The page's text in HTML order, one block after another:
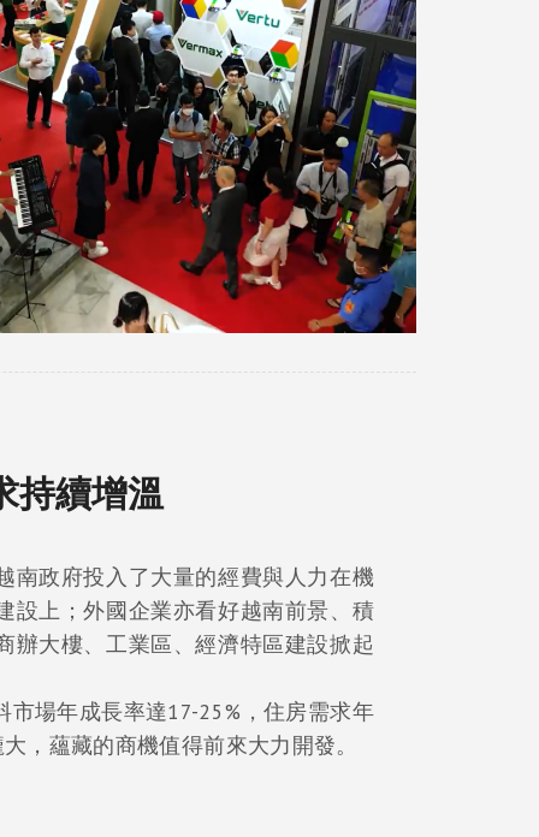
持續增溫
南政府投入了大量的經費與人力在機
設上；外國企業亦看好越南前景、積
辦大樓、工業區、經濟特區建設掀起
場年成長率達17-25%，住房需求年
，蘊藏的商機值得前來大力開發。